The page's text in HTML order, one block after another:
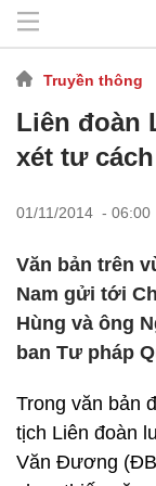
Truyền thông
Liên đoàn
xét tư
01/11/2014 - 06:00
Văn bản trên
Nam gửi tới
Hùng và ông
ban Tư pháp
Trong văn bản
tịch Liên đoàn
Văn Đương